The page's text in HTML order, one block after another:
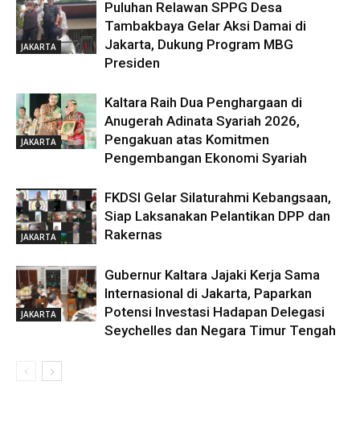
JAKARTA
Puluhan Relawan SPPG Desa
Tambakbaya Gelar Aksi Damai di
Jakarta, Dukung Program MBG
Presiden
JAKARTA
Kaltara Raih Dua Penghargaan di
Anugerah Adinata Syariah 2026,
Pengakuan atas Komitmen
Pengembangan Ekonomi Syariah
JAKARTA
FKDSI Gelar Silaturahmi Kebangsaan,
Siap Laksanakan Pelantikan DPP dan
Rakernas
JAKARTA
Gubernur Kaltara Jajaki Kerja Sama
Internasional di Jakarta, Paparkan
Potensi Investasi Hadapan Delegasi
Seychelles dan Negara Timur Tengah